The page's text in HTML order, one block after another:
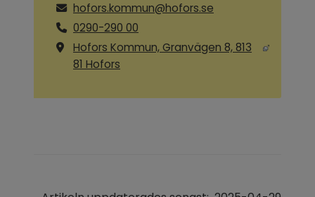
hofors.kommun@hofors.se
0290-290 00
Hofors Kommun, Granvägen 8, 813
81 Hofors